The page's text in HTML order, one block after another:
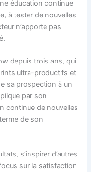
éducation continue
à tester de nouvelles
n’apporte pas
depuis trois ans, qui
ultra-productifs et
sa prospection à un
par son
continue de nouvelles
de son
s’inspirer d’autres
sur la satisfaction